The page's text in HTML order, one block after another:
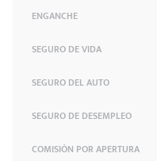
ENGANCHE
SEGURO DE VIDA
SEGURO DEL AUTO
SEGURO DE DESEMPLEO
COMISIÓN POR APERTURA